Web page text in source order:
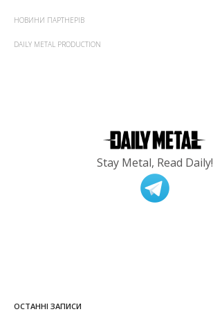
НОВИНИ ПАРТНЕРІВ
DAILY METAL PRODUCTION
Stay Metal, Read Daily!
ОСТАННІ ЗАПИСИ